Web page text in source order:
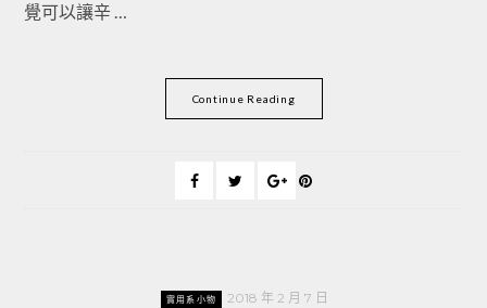
覺可以讓辛 …
Continue Reading
實用系小物 2018 年 2 月 7 日